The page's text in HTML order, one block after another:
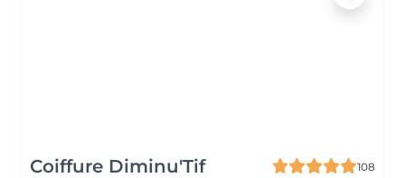
Coiffure Diminu'Tif
108